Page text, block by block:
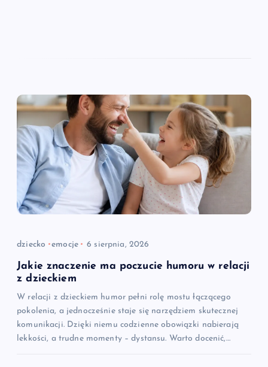
dziecko emocje 6 sierpnia, 2026
Jakie znaczenie ma poczucie humoru w relacji
z dzieckiem
W relacji z dzieckiem humor pełni rolę mostu łączącego
pokolenia, a jednocześnie staje się narzędziem skutecznej
komunikacji. Dzięki niemu codzienne obowiązki nabierają
lekkości, a trudne momenty – dystansu. Warto docenić,…